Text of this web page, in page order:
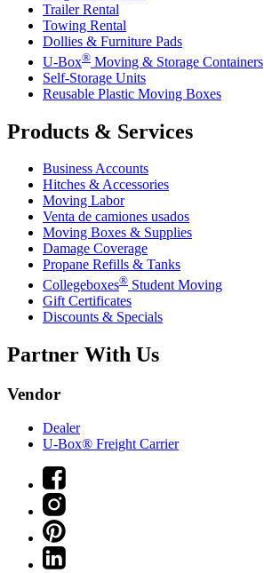
Trailer Rental
Towing Rental
Dollies & Furniture Pads
U-Box® Moving & Storage Containers
Self-Storage Units
Reusable Plastic Moving Boxes
Products & Services
Business Accounts
Hitches & Accessories
Moving Labor
Venta de camiones usados
Moving Boxes & Supplies
Damage Coverage
Propane Refills & Tanks
Collegeboxes® Student Moving
Gift Certificates
Discounts & Specials
Partner With Us
Vendor
Dealer
U-Box® Freight Carrier